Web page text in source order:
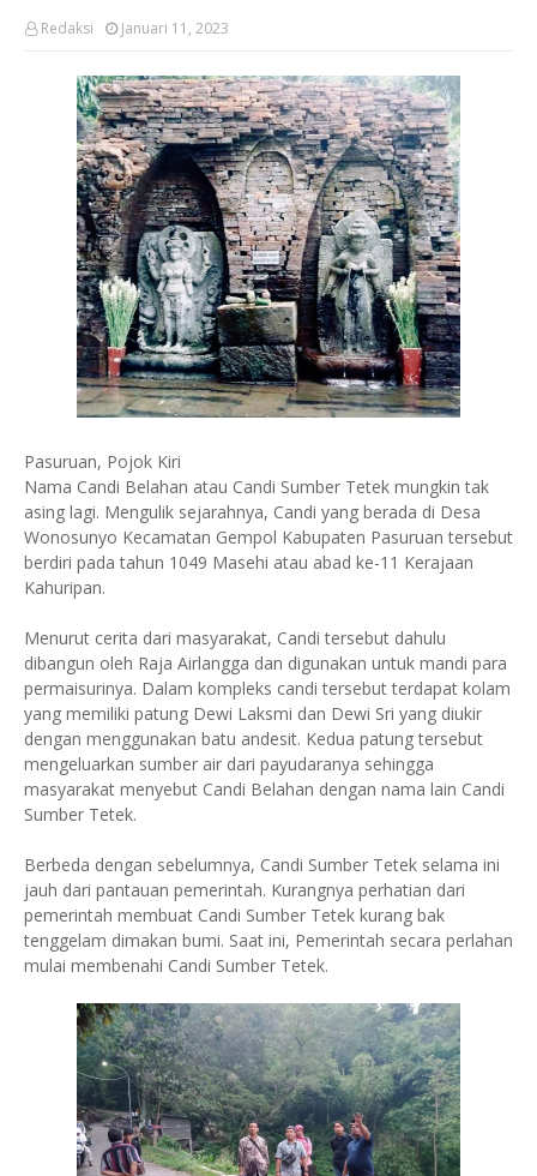
Redaksi Januari 11, 2023
Pasuruan, Pojok Kiri
Nama Candi Belahan atau Candi Sumber Tetek mungkin tak
asing lagi. Mengulik sejarahnya, Candi yang berada di Desa
Wonosunyo Kecamatan Gempol Kabupaten Pasuruan tersebut
berdiri pada tahun 1049 Masehi atau abad ke-11 Kerajaan
Kahuripan.
Menurut cerita dari masyarakat, Candi tersebut dahulu
dibangun oleh Raja Airlangga dan digunakan untuk mandi para
permaisurinya. Dalam kompleks candi tersebut terdapat kolam
yang memiliki patung Dewi Laksmi dan Dewi Sri yang diukir
dengan menggunakan batu andesit. Kedua patung tersebut
mengeluarkan sumber air dari payudaranya sehingga
masyarakat menyebut Candi Belahan dengan nama lain Candi
Sumber Tetek.
Berbeda dengan sebelumnya, Candi Sumber Tetek selama ini
jauh dari pantauan pemerintah. Kurangnya perhatian dari
pemerintah membuat Candi Sumber Tetek kurang bak
tenggelam dimakan bumi. Saat ini, Pemerintah secara perlahan
mulai membenahi Candi Sumber Tetek.